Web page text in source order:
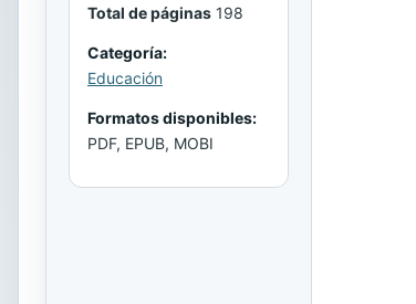
Total de páginas 198
Categoría:
Educación
Formatos disponibles:
PDF, EPUB, MOBI